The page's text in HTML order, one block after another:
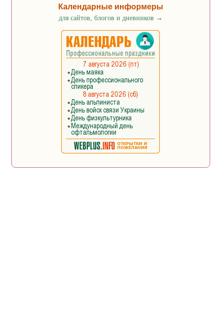
Календарные информеры
для сайтов, блогов и дневников →